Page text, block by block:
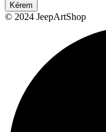
Kérem
© 2024 JeepArtShop